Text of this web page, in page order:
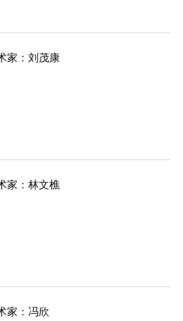
家：刘茂康
家：林文樵
家：冯欣